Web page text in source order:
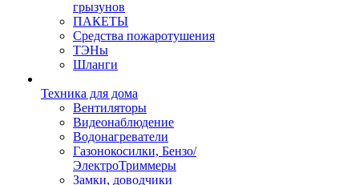
грызунов
ПАКЕТЫ
Средства пожаротушения
ТЭНы
Шланги
Техника для дома
Вентиляторы
Видеонаблюдение
Водонагреватели
Газонокосилки, Бензо/
ЭлектроТриммеры
Замки, доводчики